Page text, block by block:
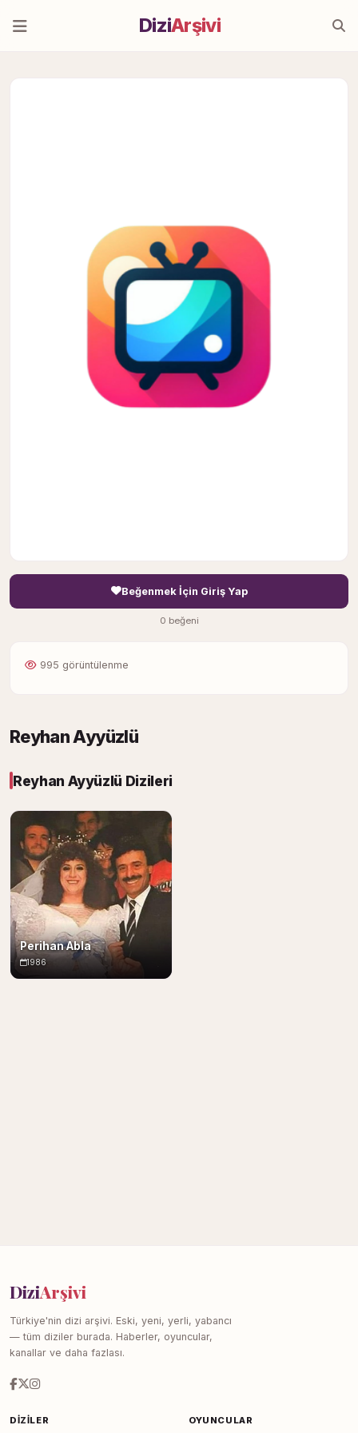
DiziArşivi
Beğenmek İçin Giriş Yap
0 beğeni
995 görüntülenme
Reyhan Ayyüzlü
Reyhan Ayyüzlü Dizileri
Perihan Abla
1986
DiziArşivi
Türkiye'nin dizi arşivi. Eski, yeni, yerli, yabancı
— tüm diziler burada. Haberler, oyuncular,
kanallar ve daha fazlası.
DIZILER OYUNCULAR